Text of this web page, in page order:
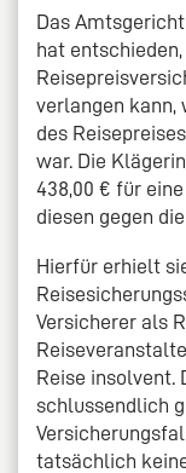
Das
hat
verlangen kann,
des
war. Die
438,00 € für
diesen gegen
Hierfür erhielt
Versicherer als
Reise insolvent.
schlussendlich
tatsächlich